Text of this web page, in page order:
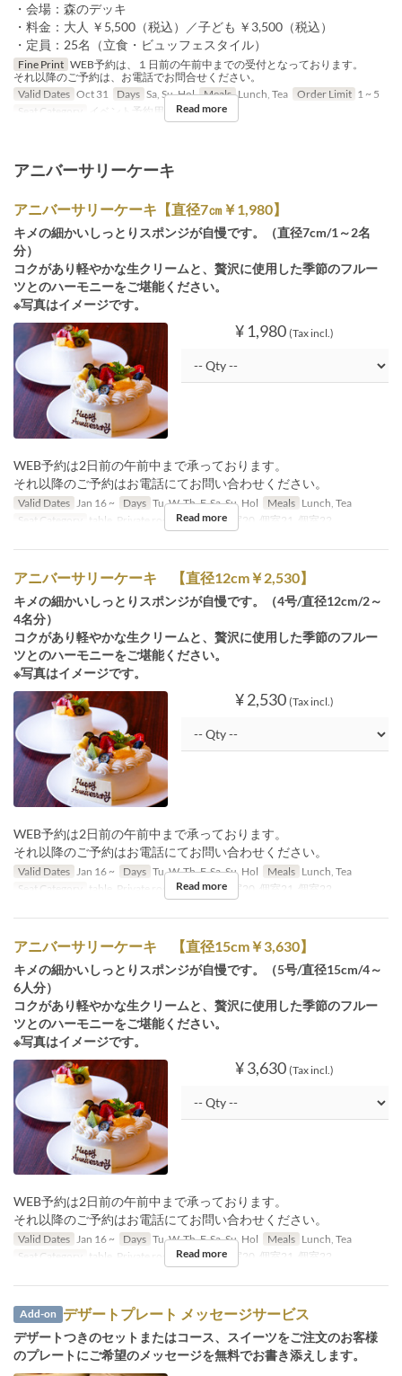
・会場：森のデッキ
・料金：大人 ￥5,500（税込）／子ども ￥3,500（税込）
・定員：25名（立食・ビュッフェスタイル）
Fine Print WEB予約は、１日前の午前中までの受付となっております。
それ以降のご予約は、お電話でお問合せください。
Valid Dates Oct 31 Days Sa, Su, Hol Meals Lunch, Tea Order Limit 1 ~ 5
Seat Category
イベント予約用 Read more
アニバーサリーケーキ
アニバーサリーケーキ【直径7㎝￥1,980】
キメの細かいしっとりスポンジが自慢です。（直径7cm/1～2名
分）
コクがあり軽やかな生クリームと、贅沢に使用した季節のフルー
ツとのハーモニーをご堪能ください。
※写真はイメージです。
¥ 1,980 (Tax incl.)
WEB予約は2日前の午前中まで承っております。
それ以降のご予約はお電話にてお問い合わせください。
Valid Dates Jan 16 ~ Days Tu, W, Th, F, Sa, Su, Hol Meals Lunch, Tea
Seat Category
table, Private room, 個室19, 個室20, 個室21, 個室22
Read more
アニバーサリーケーキ 【直径12cm￥2,530】
キメの細かいしっとりスポンジが自慢です。（4号/直径12cm/2～
4名分）
コクがあり軽やかな生クリームと、贅沢に使用した季節のフルー
ツとのハーモニーをご堪能ください。
※写真はイメージです。
¥ 2,530 (Tax incl.)
WEB予約は2日前の午前中まで承っております。
それ以降のご予約はお電話にてお問い合わせください。
Valid Dates Jan 16 ~ Days Tu, W, Th, F, Sa, Su, Hol Meals Lunch, Tea
Seat Category
table, Private room, 個室19, 個室20, 個室21, 個室22
Read more
アニバーサリーケーキ 【直径15cm￥3,630】
キメの細かいしっとりスポンジが自慢です。（5号/直径15cm/4～
6人分）
コクがあり軽やかな生クリームと、贅沢に使用した季節のフルー
ツとのハーモニーをご堪能ください。
※写真はイメージです。
¥ 3,630 (Tax incl.)
WEB予約は2日前の午前中まで承っております。
それ以降のご予約はお電話にてお問い合わせください。
Valid Dates Jan 16 ~ Days Tu, W, Th, F, Sa, Su, Hol Meals Lunch, Tea
Seat Category
table, Private room, 個室19, 個室20, 個室21, 個室22
Read more
Add-on デザートプレート メッセージサービス
デザートつきのセットまたはコース、スイーツをご注文のお客様
のプレートにご希望のメッセージを無料でお書き添えします。